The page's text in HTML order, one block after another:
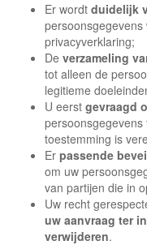
Er wordt duidelijk
privacyverklaring;
De verzameling
tot alleen de
legitieme
U eerst gevraagd
toestemming is
Er passende
om uw
van partijen die in
Uw recht
uw aanvraag ter
verwijderen.